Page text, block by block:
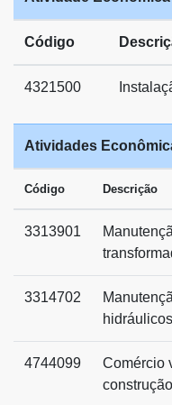
Código
4321500
Atividades
Código Descrição
3313901
3314702
4744099
Comércio